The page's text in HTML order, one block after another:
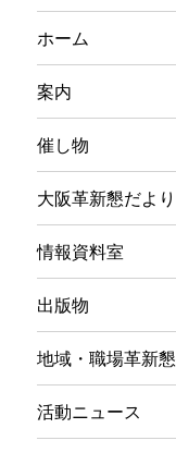
ホーム
案内
催し物
大阪革新懇だより
情報資料室
出版物
地域・職場革新懇
活動ニュース